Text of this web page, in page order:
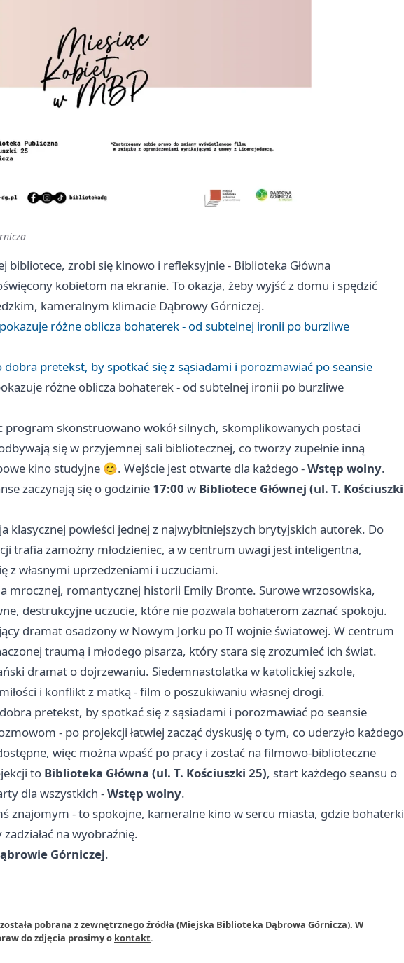
bibliotece, zrobi się kinowo i refleksyjnie - Biblioteka Główna
kobietom na ekranie. To okazja, żeby wyjść z domu i spędzić
kameralnym klimacie Dąbrowy Górniczej.
różne oblicza bohaterek - od subtelnej ironii po burzliwe
dobra pretekst, by spotkać się z sąsiadami i porozmawiać po seansie
różne oblicza bohaterek - od subtelnej ironii po burzliwe
program skonstruowano wokół silnych, skomplikowanych postaci
się w przyjemnej sali bibliotecznej, co tworzy zupełnie inną
kino studyjne 😊. Wejście jest otwarte dla każdego -Wstęp wolny.
zaczynają się o godzinie 17:00 w Bibliotece Głównej (ul. T. Kościuszki
klasycznej powieści jednej z najwybitniejszych brytyjskich autorek. Do
trafia zamożny młodzieniec, a w centrum uwagi jest inteligentna,
z własnymi uprzedzeniami i uczuciami.
mrocznej, romantycznej historii Emily Bronte. Surowe wrzosowiska,
destrukcyjne uczucie, które nie pozwala bohaterom zaznać spokoju.
dramat osadzony w Nowym Jorku po II wojnie światowej. W centrum
traumą i młodego pisarza, który stara się zrozumieć ich świat.
dramat o dojrzewaniu. Siedemnastolatka w katolickiej szkole,
i konflikt z matką - film o poszukiwaniu własnej drogi.
pretekst, by spotkać się z sąsiadami i porozmawiać po seansie
- po projekcji łatwiej zacząć dyskusję o tym, co uderzyło każdego
więc można wpaść po pracy i zostać na filmowo-biblioteczne
to Biblioteka Główna (ul. T. Kościuszki 25), start każdego seansu o
dla wszystkich -Wstęp wolny.
znajomym - to spokojne, kameralne kino w sercu miasta, gdzie bohaterki
na wyobraźnię.
Górniczej.
pobrana z zewnętrznego źródła (Miejska Biblioteka Dąbrowa Górnicza). W
do zdjęcia prosimy o kontakt.